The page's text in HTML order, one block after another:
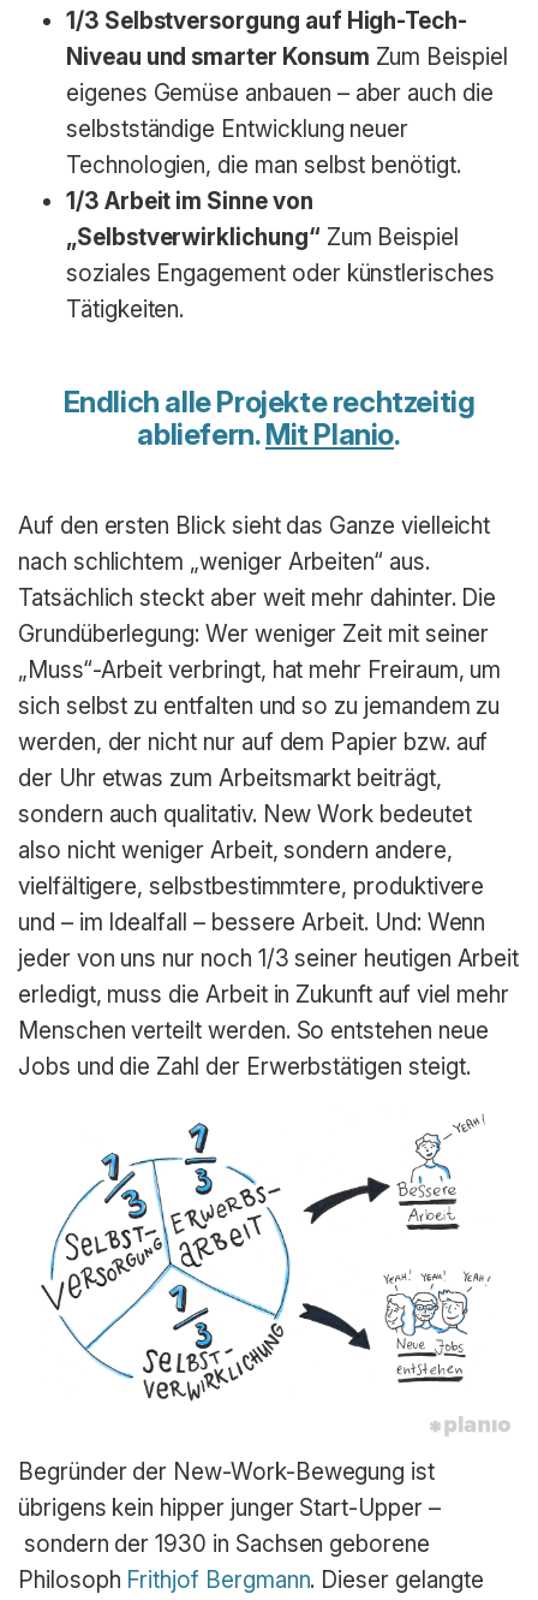
1/3 Selbstversorgung auf High-Tech-
Niveau und smarter Konsum Zum Beispiel
eigenes Gemüse anbauen – aber auch die
selbstständige Entwicklung neuer
Technologien, die man selbst benötigt.
1/3 Arbeit im Sinne von
„Selbstverwirklichung“ Zum Beispiel
soziales Engagement oder künstlerisches
Tätigkeiten.
Endlich alle Projekte rechtzeitig
abliefern.Mit Planio.
Auf den ersten Blick sieht das Ganze vielleicht
nach schlichtem „weniger Arbeiten“ aus.
Tatsächlich steckt aber weit mehr dahinter. Die
Grundüberlegung: Wer weniger Zeit mit seiner
„Muss“-Arbeit verbringt, hat mehr Freiraum, um
sich selbst zu entfalten und so zu jemandem zu
werden, der nicht nur auf dem Papier bzw. auf
der Uhr etwas zum Arbeitsmarkt beiträgt,
sondern auch qualitativ. New Work bedeutet
also nicht weniger Arbeit, sondern andere,
vielfältigere, selbstbestimmtere, produktivere
und – im Idealfall – bessere Arbeit. Und: Wenn
jeder von uns nur noch 1/3 seiner heutigen Arbeit
erledigt, muss die Arbeit in Zukunft auf viel mehr
Menschen verteilt werden. So entstehen neue
Jobs und die Zahl der Erwerbstätigen steigt.
Begründer der New-Work-Bewegung ist
übrigens kein hipper junger Start-Upper –
sondern der 1930 in Sachsen geborene
Philosoph Frithjof Bergmann. Dieser gelangte